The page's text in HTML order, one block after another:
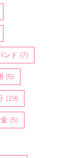
ンド (7)
(5)
(19)
(5)